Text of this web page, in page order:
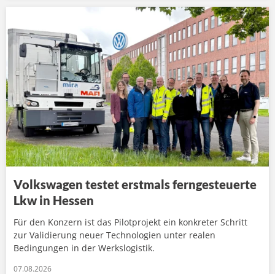
Volkswagen testet erstmals ferngesteuerte
Lkw in Hessen
Für den Konzern ist das Pilotprojekt ein konkreter Schritt
zur Validierung neuer Technologien unter realen
Bedingungen in der Werkslogistik.
07.08.2026